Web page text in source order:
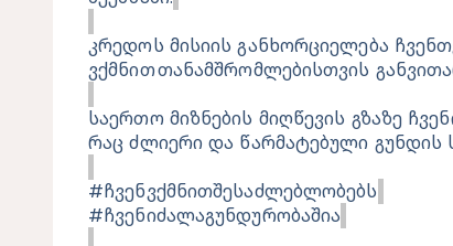
კრედოს მისიის განხორციელება
ვქმნით თანამშრომლებისთვის
საერთო მიზნების მიღწევის გზაზე
რაც ძლიერი და წარმატებული გუნდის
#ჩვენვქმნითშესაძლებლობებს
#ჩვენიძალაგუნდურობაშია